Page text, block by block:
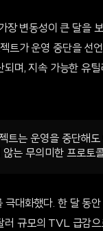
변동성이 큰 달을
가 운영 중단을 선
며, 지속 가능한 유틸
트는 운영을 중단해
는 무의미한 프로토
대화했다. 한 달 동
규모의 TVL 급감으